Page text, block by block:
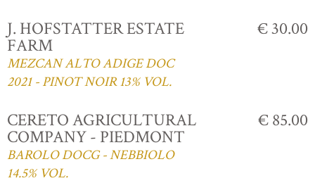
J. HOFSTATTER ESTATE
FARM
MEZCAN ALTO ADIGE DOC
2021 - PINOT NOIR 13% VOL.
€ 30.00
CERETO AGRICULTURAL
COMPANY - PIEDMONT
BAROLO DOCG - NEBBIOLO
14.5% VOL.
€ 85.00